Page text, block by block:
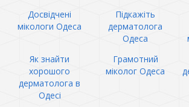
Досвідчені
мікологи Одеса
Підкажіть
дерматолога
Одеса
Як знайти
хорошого
дерматолога в
Одесі
Грамотний
міколог Одеса